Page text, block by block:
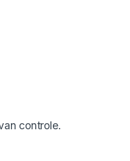
controle.